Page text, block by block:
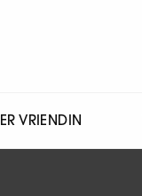
VRIENDIN